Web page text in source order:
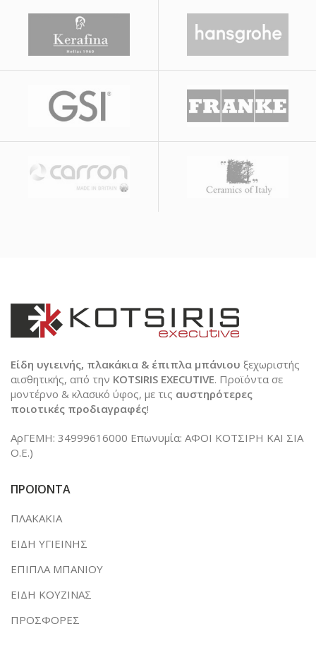
Είδη υγιεινής, πλακάκια & έπιπλα μπάνιου ξεχωριστής
αισθητικής, από την KOTSIRIS EXECUTIVE. Προϊόντα σε
μοντέρνο & κλασικό ύφος, με τις αυστηρότερες
ποιοτικές προδιαγραφές!
ΑρΓΕΜΗ: 34999616000 Επωνυμία: ΑΦΟΙ ΚΟΤΣΙΡΗ ΚΑΙ ΣΙΑ
Ο.Ε.)
ΠΡΟΪΟΝΤΑ
ΠΛΑΚΑΚΙΑ
ΕΙΔΗ ΥΓΙΕΙΝΗΣ
ΕΠΙΠΛΑ ΜΠΑΝΙΟΥ
ΕΙΔΗ ΚΟΥΖΙΝΑΣ
ΠΡΟΣΦΟΡΕΣ